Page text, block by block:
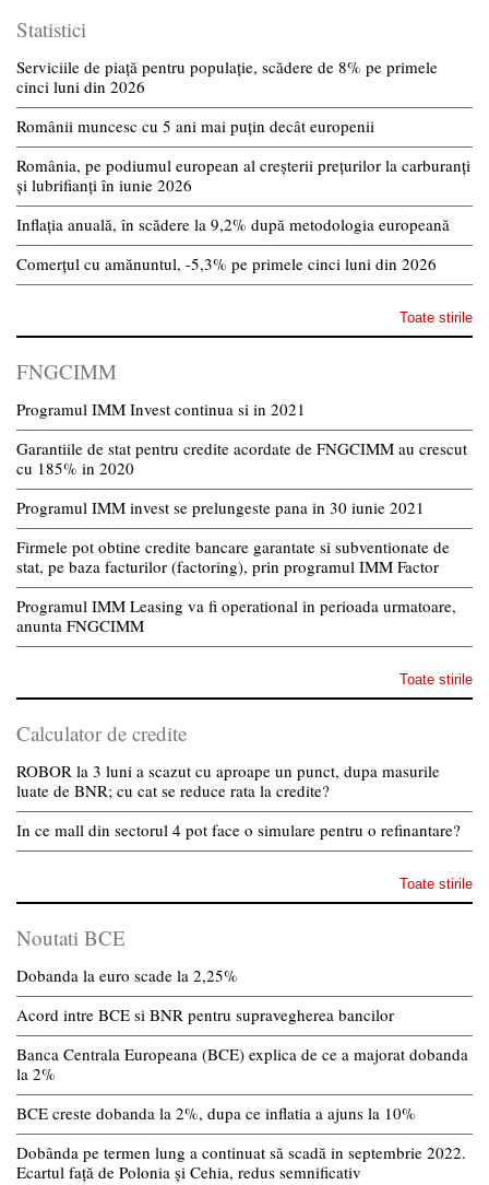
Statistici
Serviciile de piață pentru populație, scădere de 8% pe primele
cinci luni din 2026
Românii muncesc cu 5 ani mai puțin decât europenii
România, pe podiumul european al creșterii prețurilor la carburanți
și lubrifianți în iunie 2026
Inflația anuală, în scădere la 9,2% după metodologia europeană
Comerțul cu amănuntul, -5,3% pe primele cinci luni din 2026
Toate stirile
FNGCIMM
Programul IMM Invest continua si in 2021
Garantiile de stat pentru credite acordate de FNGCIMM au crescut
cu 185% in 2020
Programul IMM invest se prelungeste pana in 30 iunie 2021
Firmele pot obtine credite bancare garantate si subventionate de
stat, pe baza facturilor (factoring), prin programul IMM Factor
Programul IMM Leasing va fi operational in perioada urmatoare,
anunta FNGCIMM
Toate stirile
Calculator de credite
ROBOR la 3 luni a scazut cu aproape un punct, dupa masurile
luate de BNR; cu cat se reduce rata la credite?
In ce mall din sectorul 4 pot face o simulare pentru o refinantare?
Toate stirile
Noutati BCE
Dobanda la euro scade la 2,25%
Acord intre BCE si BNR pentru supravegherea bancilor
Banca Centrala Europeana (BCE) explica de ce a majorat dobanda
la 2%
BCE creste dobanda la 2%, dupa ce inflatia a ajuns la 10%
Dobânda pe termen lung a continuat să scadă in septembrie 2022.
Ecartul față de Polonia și Cehia, redus semnificativ